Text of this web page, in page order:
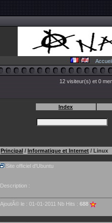
Accueil
12 visiteur(s) et 0
Index
Principal / Informatique et Internet / Linux
Site officiel d'Ubuntu
Description :
AjoutÃ© le : 01-01-2011 Nb Hits : 688